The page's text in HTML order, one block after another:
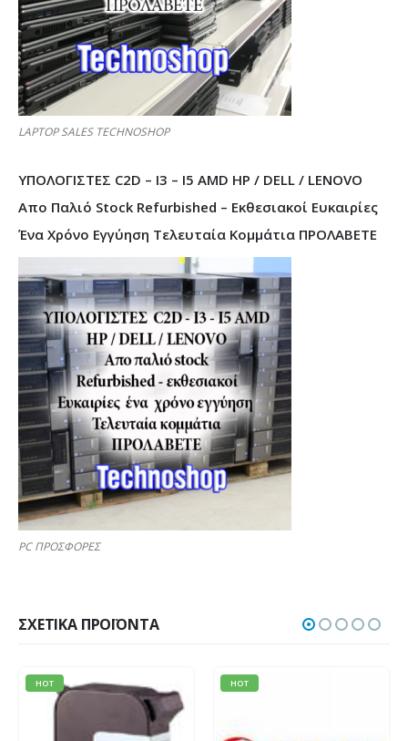
LAPTOP SALES TECHNOSHOP
ΥΠΟΛΟΓΙΣΤΕΣ C2D – I3 – I5 AMD HP / DELL / LENOVO
Απο Παλιό Stock Refurbished – Εκθεσιακοί Ευκαιρίες
Ένα Χρόνο Εγγύηση Τελευταία Κομμάτια ΠΡΟΛΑΒΕΤΕ
PC ΠΡΟΣΦΟΡΕΣ
ΣΧΕΤΙΚΆ ΠΡΟΪΌΝΤΑ
HOT HOT